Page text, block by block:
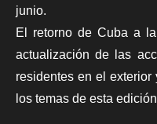
junio.
El retorno de Cuba a
actualización de las
residentes en el
los temas de esta